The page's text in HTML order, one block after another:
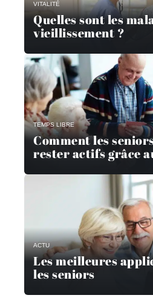
VITALITÉ
Quelles sont les
vieillissement ?
TEMPS LIBRE
Comment les
rester actifs grâce
ACTU
Les meilleures
les seniors